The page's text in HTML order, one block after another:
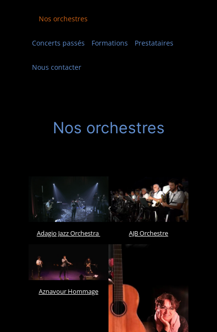
Nos orchestres
Concerts passés Formations Prestataires
Nous contacter
Nos orchestres
Adagio Jazz Orchestra AJB Orchestre
Aznavour Hommage